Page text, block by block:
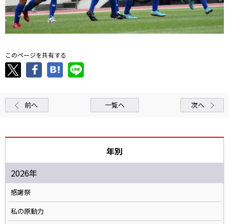
このページを共有する
前へ 一覧へ 次へ
年別
2026年
感謝祭
私の原動力